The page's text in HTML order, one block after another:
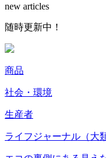
new articles
随時更新中！
商品
社会・環境
生産者
ライフジャーナル（大